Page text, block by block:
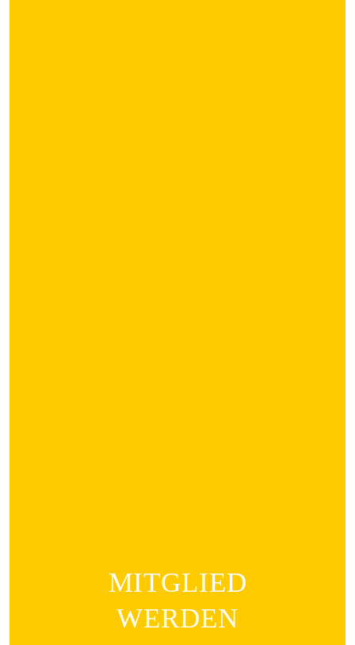
MITGLIED
WERDEN